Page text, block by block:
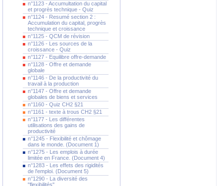
n°1123 - Accumultation du capital
et progrès technique - Quiz
n°1124 - Resumé section 2 :
Accumulation du capital, progrès
technique et croissance
n°1125 - QCM de révision
n°1126 - Les sources de la
croissance - Quiz
n°1127 - Equilibre offre-demande
n°1128 - Offre et demande
globale
n°1146 - De la productivité du
travail à la production
n°1147 - Offre et demande
globales de biens et services
n°1160 - Quiz CH2 §21
n°1161 - texte à trous CH2 §21
n°1177 - Les différentes
utilisations des gains de
productivité
n°1245 - Flexibilité et chômage
dans le monde. (Document 1)
n°1275 - Les emplois à durée
limitée en France. (Document 4)
n°1283 - Les effets des rigidités
de l'emploi. (Document 5)
n°1290 - La diversité des
"flexibilités"